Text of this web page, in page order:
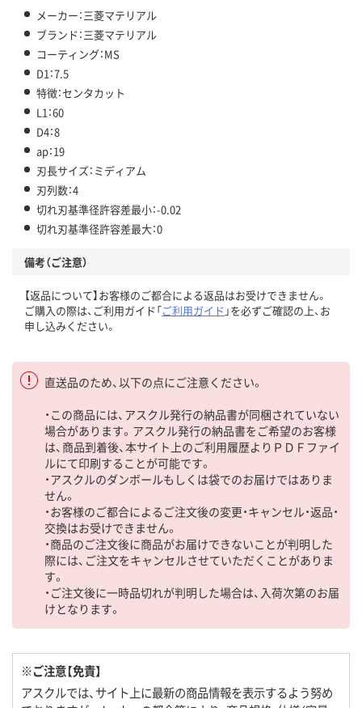
メーカー：三菱マテリアル
ブランド：三菱マテリアル
コーティング：MS
D1：7.5
特徴：センタカット
L1：60
D4：8
ap：19
刃長サイズ：ミディアム
刃列数：4
切れ刃基準径許容差最小：-0.02
切れ刃基準径許容差最大：0
備考（ご注意）
【返品について】お客様のご都合による返品はお受けできません。
ご購入の際は、ご利用ガイド「ご利用ガイド 」を必ずご確認の上、お
申し込みください。
直送品のため、以下の点にご注意ください。
・この商品には、アスクル発行の納品書が同梱されていない
場合があります。アスクル発行の納品書をご希望のお客様
は、商品到着後、本サイト上のご利用履歴よりＰＤＦファイ
ルにて印刷することが可能です。
・アスクルのダンボールもしくは袋でのお届けではありま
せん。
・お客様のご都合によるご注文後の変更・キャンセル・返品・
交換はお受けできません。
・商品のご注文後に商品がお届けできないことが判明した
際には、ご注文をキャンセルさせていただくことがありま
す。
・ご注文後に一時品切れが判明した場合は、入荷次第のお届
けとなります。
※ご注意【免責】
アスクルでは、サイト上に最新の商品情報を表示するよう努め